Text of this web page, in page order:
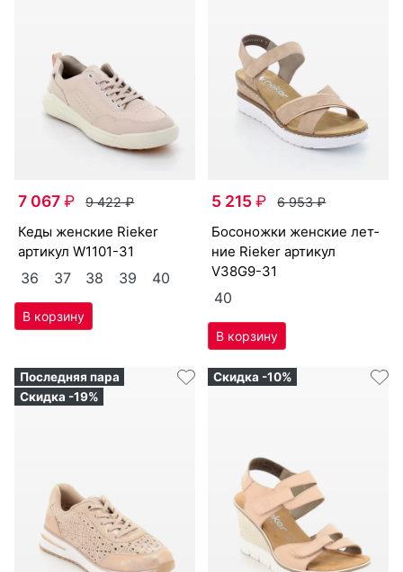
7 067₽ 9 422₽
ке­ды женс­кие Ri­eker
артикулW1101-31
36 37 38 39 40
5 215₽ 6 953₽
бо­сонож­ки женс­кие лет­
ние Ri­eker артикул
V38G9-31
40
Последняя пара
Скидка -19%
Скидка -10%